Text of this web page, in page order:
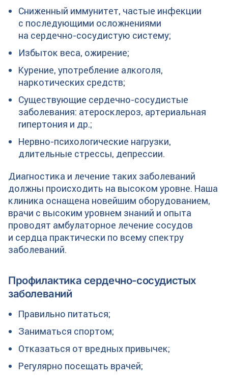
Сниженный иммунитет, частые инфекции
с последующими осложнениями
на сердечно-сосудистую систему;
Избыток веса, ожирение;
Курение, употребление алкоголя,
наркотических средств;
Существующие сердечно-сосудистые
заболевания: атеросклероз, артериальная
гипертония и др.;
Нервно-психологические нагрузки,
длительные стрессы, депрессии.
Диагностика и лечение таких заболеваний
должны происходить на высоком уровне. Наша
клиника оснащена новейшим оборудованием,
врачи с высоким уровнем знаний и опыта
проводят амбулаторное лечение сосудов
и сердца практически по всему спектру
заболеваний.
Профилактика сердечно-сосудистых
заболеваний
Правильно питаться;
Заниматься спортом;
Отказаться от вредных привычек;
Регулярно посещать врачей;